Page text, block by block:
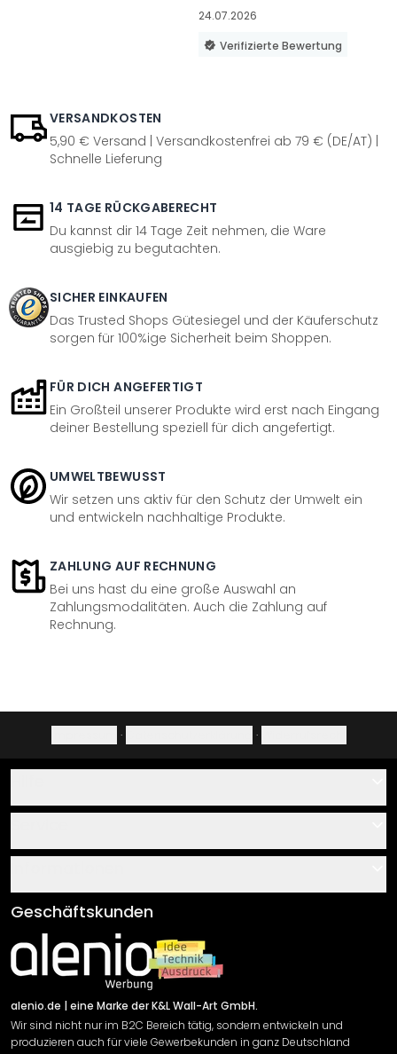
24.07.2026
Verifizierte Bewertung
VERSANDKOSTEN
5,90 € Versand | Versandkostenfrei ab 79 € (DE/AT) |
Schnelle Lieferung
14 TAGE RÜCKGABERECHT
Du kannst dir 14 Tage Zeit nehmen, die Ware
ausgiebig zu begutachten.
SICHER EINKAUFEN
Das Trusted Shops Gütesiegel und der Käuferschutz
sorgen für 100%ige Sicherheit beim Shoppen.
FÜR DICH ANGEFERTIGT
Ein Großteil unserer Produkte wird erst nach Eingang
deiner Bestellung speziell für dich angefertigt.
UMWELTBEWUSST
Wir setzen uns aktiv für den Schutz der Umwelt ein
und entwickeln nachhaltige Produkte.
ZAHLUNG AUF RECHNUNG
Bei uns hast du eine große Auswahl an
Zahlungsmodalitäten. Auch die Zahlung auf
Rechnung.
· ·
Über uns
Klebe- und Montageanleitungen
Newsletter An-/Abmeldung
Sendungsverfolgung
AGB
Impressum
Versand & Zahlung
Rücksendung
Widerrufsrecht
Geschäftskunden
alenio.de | eine Marke der K&L Wall-Art GmbH.
Wir sind nicht nur im B2C Bereich tätig, sondern entwickeln und
produzieren auch für viele Gewerbekunden in ganz Deutschland